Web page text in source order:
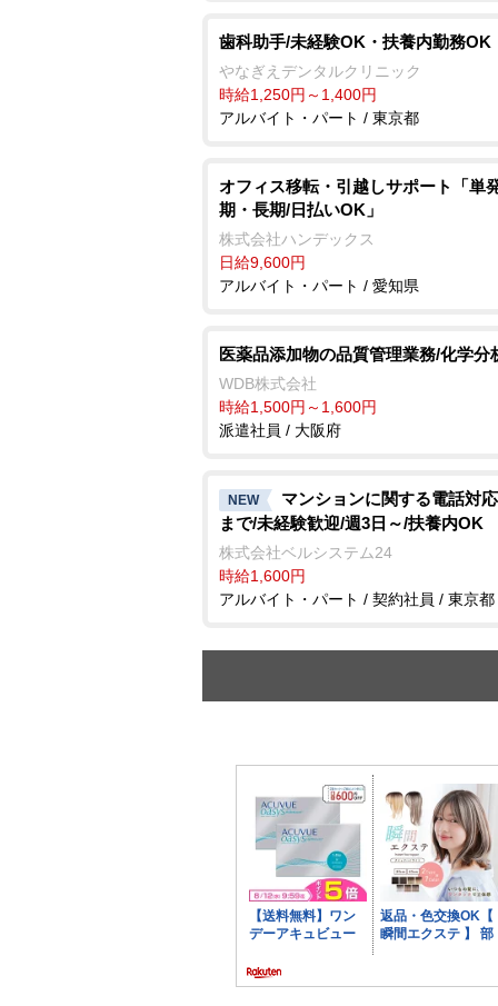
歯科助手/未経験OK・扶養内勤務OK
なぎえデンタルクリニック
時給1,250円～1,400円
アルバイト・パート / 東京都
オフィス移転・引越しサポート「単
期・長期/日払いOK」
株式会社ハンデックス
日給9,600円
アルバイト・パート / 愛知県
医薬品添加物の品質管理業務/化学分
WDB株式会社
時給1,500円～1,600円
派遣社員 / 大阪府
NEW
マンションに関する電話対
まで/未経験歓迎/週3日～/扶養内OK
株式会社ベルシステム24
時給1,600円
アルバイト・パート / 契約社員 / 東京都